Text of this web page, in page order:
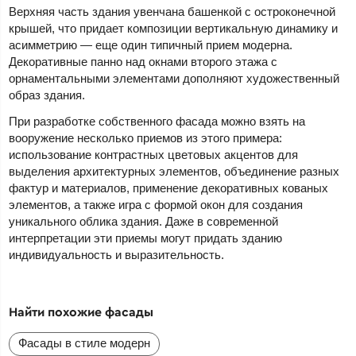
Верхняя часть здания увенчана башенкой с остроконечной
крышей, что придает композиции вертикальную динамику и
асимметрию — еще один типичный прием модерна.
Декоративные панно над окнами второго этажа с
орнаментальными элементами дополняют художественный
образ здания.
При разработке собственного фасада можно взять на
вооружение несколько приемов из этого примера:
использование контрастных цветовых акцентов для
выделения архитектурных элементов, объединение разных
фактур и материалов, применение декоративных кованых
элементов, а также игра с формой окон для создания
уникального облика здания. Даже в современной
интерпретации эти приемы могут придать зданию
индивидуальность и выразительность.
Найти похожие фасады
Фасады в стиле модерн